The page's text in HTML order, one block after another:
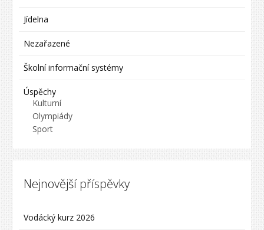
Jídelna
Nezařazené
Školní informační systémy
Úspěchy
Kulturní
Olympiády
Sport
Nejnovější příspěvky
Vodácký kurz 2026